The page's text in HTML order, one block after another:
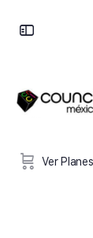
Ver Planes